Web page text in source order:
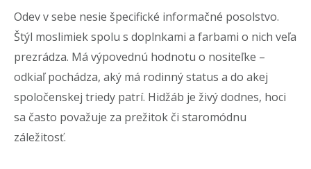
Odev v sebe nesie špecifické informačné posolstvo.
Štýl moslimiek spolu s doplnkami a farbami o nich veľa
prezrádza. Má výpovednú hodnotu o nositeľke –
odkiaľ pochádza, aký má rodinný status a do akej
spoločenskej triedy patrí. Hidžáb je živý dodnes, hoci
sa často považuje za prežitok či staromódnu
záležitosť.